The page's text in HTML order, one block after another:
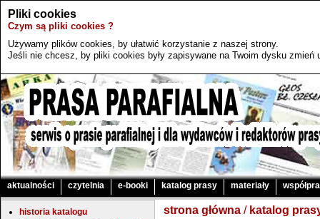
Pliki cookies
Czym są pliki cookies ?
Używamy plików cookies, by ułatwić korzystanie z naszej strony.
Jeśli nie chcesz, by pliki cookies były zapisywane na Twoim dysku zmień
aktualności czytelnia e-booki katalog prasy materiały
historia katalogu
strona główna / katalog